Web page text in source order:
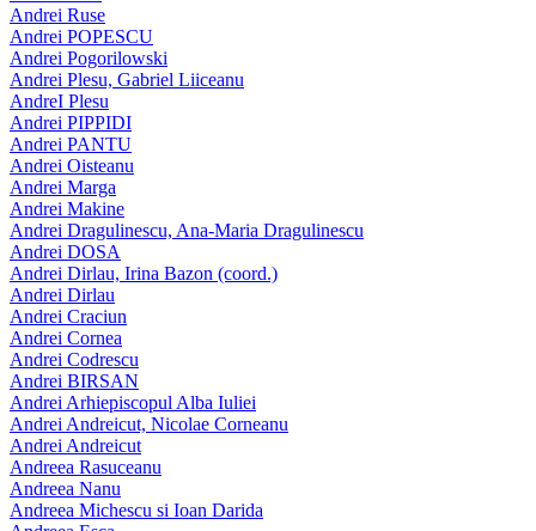
Andrei Ruse
Andrei POPESCU
Andrei Pogorilowski
Andrei Plesu, Gabriel Liiceanu
AndreI Plesu
Andrei PIPPIDI
Andrei PANTU
Andrei Oisteanu
Andrei Marga
Andrei Makine
Andrei Dragulinescu, Ana-Maria Dragulinescu
Andrei DOSA
Andrei Dirlau, Irina Bazon (coord.)
Andrei Dirlau
Andrei Craciun
Andrei Cornea
Andrei Codrescu
Andrei BIRSAN
Andrei Arhiepiscopul Alba Iuliei
Andrei Andreicut, Nicolae Corneanu
Andrei Andreicut
Andreea Rasuceanu
Andreea Nanu
Andreea Michescu si Ioan Darida